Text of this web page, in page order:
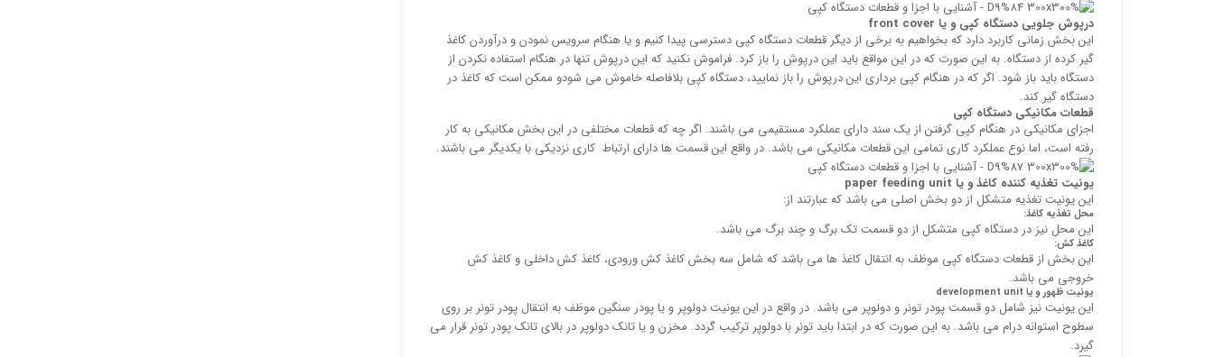
درپوش جلویی دستگاه کپی و یا front cover
این بخش زمانی کاربرد دارد که بخواهیم به برخی از دیگر قطعات دستگاه کپی دسترسی پیدا کنیم و یا هنگام سرویس نمودن و درآوردن کاغذ
گیر کرده از دستگاه. به این صورت که در این مواقع باید این درپوش را باز کرد. فراموش نکنید که این درپوش تنها در هنگام استفاده نکردن از
دستگاه باید باز شود. اگر که در هنگام کپی برداری این درپوش را باز نمایید، دستگاه کپی بلافاصله خاموش می شودو ممکن است که کاغذ در
دستگاه گیر کند.
قطعات مکانیکی دستگاه کپی
اجزای مکانیکی در هنگام کپی گرفتن از یک سند دارای عملکرد مستقیمی می باشند. اگر چه که قطعات مختلفی در این بخش مکانیکی به کار
رفته است، اما نوع عملکرد کاری تمامی این قطعات مکانیکی می باشد. در واقع این قسمت ها دارای ارتباط کاری نزدیکی با یکدیگر می باشند.
یونیت تغذیه کننده کاغذ و یا paper feeding unit
این یونیت تغذیه متشکل از دو بخش اصلی می باشد که عبارتند از:
محل تغذیه کاغذ:
این محل نیز در دستگاه کپی متشکل از دو قسمت تک برگ و چند برگ می باشد.
کاغذ کش:
این بخش از قطعات دستگاه کپی موظف به انتقال کاغذ ها می باشد که شامل سه بخش کاغذ کش ورودی، کاغذ کش داخلی و کاغذ کش
خروجی می باشد.
یونیت ظهور و یا development unit
این یونیت نیز شامل دو قسمت پودر تونر و دولوپر می باشد. در واقع در این یونیت دولوپر و یا پودر سنگین موظف به انتقال پودر تونر بر روی
سطوح استوانه درام می باشد. به این صورت که در ابتدا باید تونر با دولوپر ترکیب گردد. مخزن و یا تانک دولوپر در بالای تانک پودر تونر قرار می
گیرد.